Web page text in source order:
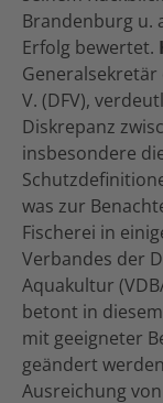
Brandenburg u.
Erfolg bewertet.
Generalsekretär
V. (DFV),
Diskrepanz
insbesondere
was zur
Fischerei in
Verbandes der
Aquakultur
betont in
mit geeigneter
geändert
Ausreichung